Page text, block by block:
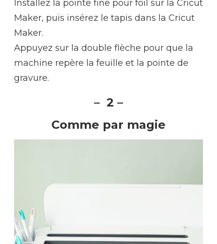
Installez la pointe fine pour foil sur la Cricut
Maker, puis insérez le tapis dans la Cricut
Maker.
Appuyez sur la double flèche pour que la
machine repère la feuille et la pointe de
gravure.
– 2 –
Comme par magie